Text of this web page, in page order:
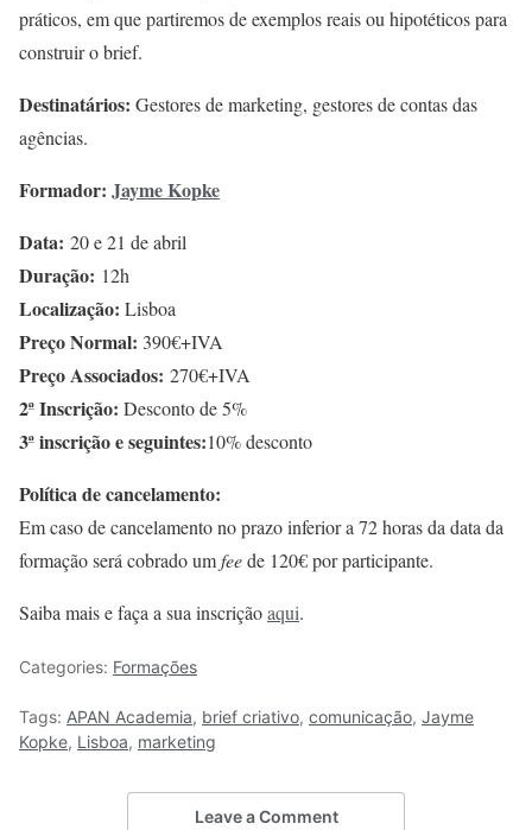
práticos, em que partiremos de exemplos reais ou hipotéticos para
construir o brief.
Destinatários: Gestores de marketing, gestores de contas das
agências.
Formador: Jayme Kopke
Data: 20 e 21 de abril
Duração: 12h
Localização: Lisboa
Preço Normal: 390€+IVA
Preço Associados: 270€+IVA
2ª Inscrição: Desconto de 5%
3ª inscrição e seguintes:10% desconto
Política de cancelamento:
Em caso de cancelamento no prazo inferior a 72 horas da data da
formação será cobrado umfeede 120€ por participante.
Saiba mais e faça a sua inscriçãoaqui.
Categories: Formações
Tags: APAN Academia, brief criativo, comunicação, Jayme
Kopke, Lisboa, marketing
Leave a Comment